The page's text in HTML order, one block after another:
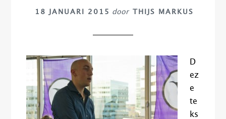
18 JANUARI 2015 door THIJS MARKUS
D
ez
e
te
ks